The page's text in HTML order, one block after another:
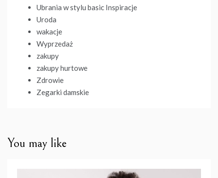
Ubrania w stylu basic Inspiracje
Uroda
wakacje
Wyprzedaż
zakupy
zakupy hurtowe
Zdrowie
Zegarki damskie
You may like